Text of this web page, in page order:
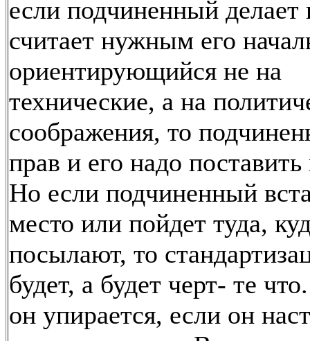
если подчиненный делает
считает нужным его
ориентирующийся не на
технические, а на
соображения, то
прав и его надо
Но если подчиненный
место или пойдет туда,
посылают, то
будет, а будет черт- те
он упирается, если он